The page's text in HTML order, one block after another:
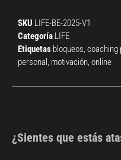
SKU LIFE-BE-2025-V1
Categoría LIFE
Etiquetas bloqueos, coaching
personal , motivación, online
¿Sientes que estás